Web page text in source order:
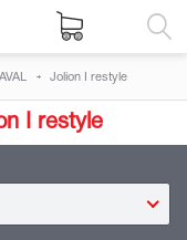
Jolion I restyle
I restyle